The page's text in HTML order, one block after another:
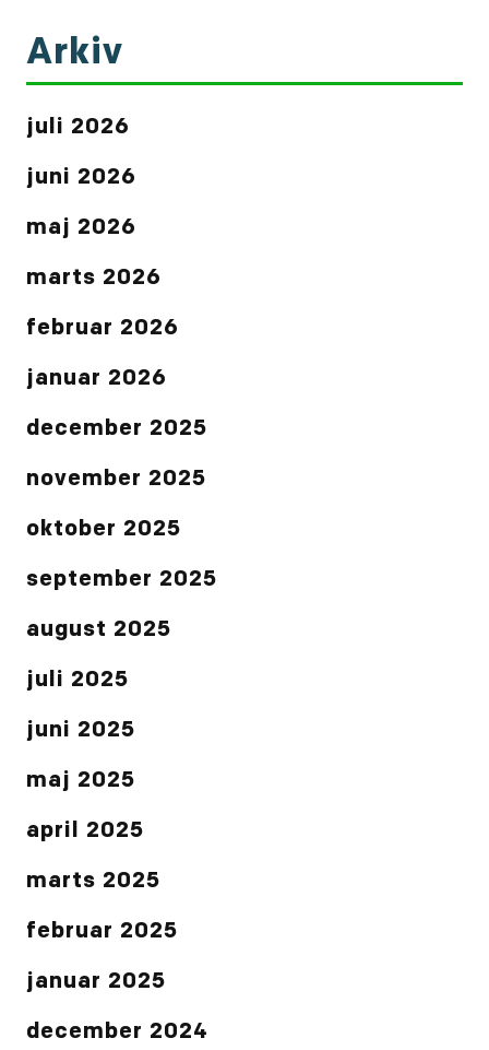
Arkiv
juli 2026
juni 2026
maj 2026
marts 2026
februar 2026
januar 2026
december 2025
november 2025
oktober 2025
september 2025
august 2025
juli 2025
juni 2025
maj 2025
april 2025
marts 2025
februar 2025
januar 2025
december 2024